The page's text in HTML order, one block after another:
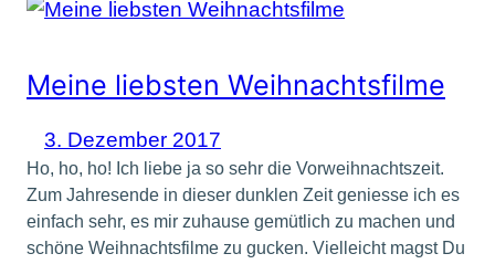
Meine liebsten Weihnachtsfilme
3. Dezember 2017
Ho, ho, ho! Ich liebe ja so sehr die Vorweihnachtszeit.
Zum Jahresende in dieser dunklen Zeit geniesse ich es
einfach sehr, es mir zuhause gemütlich zu machen und
schöne Weihnachtsfilme zu gucken. Vielleicht magst Du